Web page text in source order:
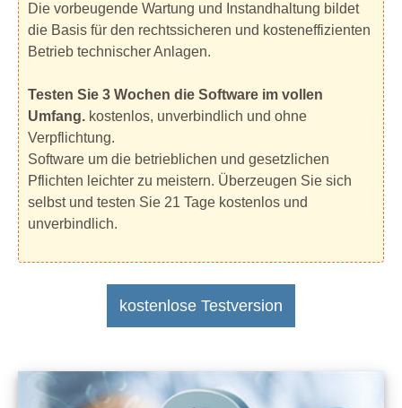
Die vorbeugende Wartung und Instandhaltung bildet
die Basis für den rechtssicheren und kosteneffizienten
Betrieb technischer Anlagen.
Testen Sie 3 Wochen die Software im vollen
Umfang. kostenlos, unverbindlich und ohne
Verpflichtung.
Software um die betrieblichen und gesetzlichen
Pflichten leichter zu meistern. Überzeugen Sie sich
selbst und testen Sie 21 Tage kostenlos und
unverbindlich.
kostenlose Testversion